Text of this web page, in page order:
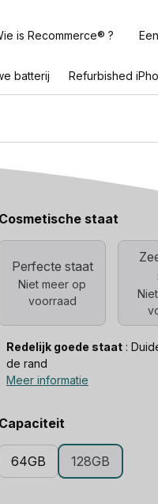
is Recommerce® ?
batterij Refurbished
Cosmetische staat
Perfecte staat
Niet meer op
voorraad
Redelijk goede staat :
de rand
Meer informatie
Capaciteit
64GB 128GB